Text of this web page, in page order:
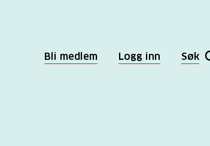
Bli medlem Logg inn Søk